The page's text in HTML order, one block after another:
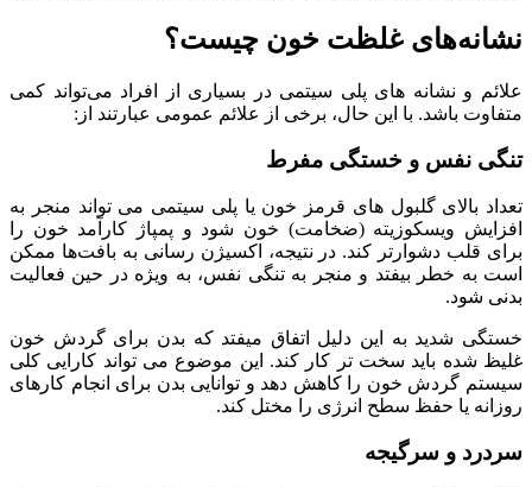
نشانه‌های غلظت خون چیست؟
علائم و نشانه‌ های پلی سیتمی در بسیاری از افراد می‌تواند کمی
متفاوت باشد. با این حال، برخی از علائم عمومی عبارتند از:
تنگی نفس و خستگی مفرط
تعداد بالای گلبول‌ های قرمز خون یا پلی سیتمی‌ می‌ تواند منجر به
افزایش ویسکوزیته (ضخامت) خون شود و پمپاژ کارآمد خون را
برای قلب دشوارتر کند. در نتیجه، اکسیژن رسانی به بافت‌ها ممکن
است به خطر بیفتد و منجر به تنگی نفس، به ویژه در حین فعالیت
بدنی شود.
خستگی شدید به این دلیل اتفاق میفتد که بدن برای گردش خون
غلیظ شده باید سخت‌ تر کار کند. این موضوع می‌ تواند کارایی کلی
سیستم گردش خون را کاهش دهد و توانایی بدن برای انجام کارهای
روزانه یا حفظ سطح انرژی را مختل کند.
سردرد و سرگیجه